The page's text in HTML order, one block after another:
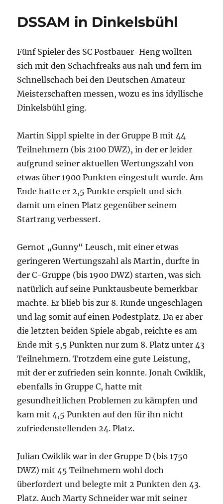
DSSAM in Dinkelsbühl
Fünf Spieler des SC Postbauer-Heng wollten
sich mit den Schachfreaks aus nah und fern im
Schnellschach bei den Deutschen Amateur
Meisterschaften messen, wozu es ins idyllische
Dinkelsbühl ging.
Martin Sippl spielte in der Gruppe B mit 44
Teilnehmern (bis 2100 DWZ), in der er leider
aufgrund seiner aktuellen Wertungszahl von
etwas über 1900 Punkten eingestuft wurde. Am
Ende hatte er 2,5 Punkte erspielt und sich
damit um einen Platz gegenüber seinem
Startrang verbessert.
Gernot „Gunny“ Leusch, mit einer etwas
geringeren Wertungszahl als Martin, durfte in
der C-Gruppe (bis 1900 DWZ) starten, was sich
natürlich auf seine Punktausbeute bemerkbar
machte. Er blieb bis zur 8. Runde ungeschlagen
und lag somit auf einen Podestplatz. Da er aber
die letzten beiden Spiele abgab, reichte es am
Ende mit 5,5 Punkten nur zum 8. Platz unter 43
Teilnehmern. Trotzdem eine gute Leistung,
mit der er zufrieden sein konnte. Jonah Cwiklik,
ebenfalls in Gruppe C, hatte mit
gesundheitlichen Problemen zu kämpfen und
kam mit 4,5 Punkten auf den für ihn nicht
zufriedenstellenden 24. Platz.
Julian Cwiklik war in der Gruppe D (bis 1750
DWZ) mit 45 Teilnehmern wohl doch
überfordert und belegte mit 2 Punkten den 43.
Platz. Auch Marty Schneider war mit seiner